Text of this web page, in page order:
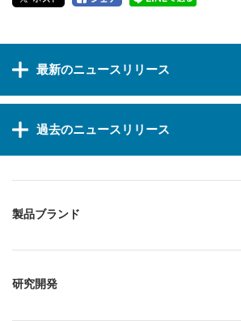
最新のニュースリリース
過去のニュースリリース
製品ブランド
研究開発